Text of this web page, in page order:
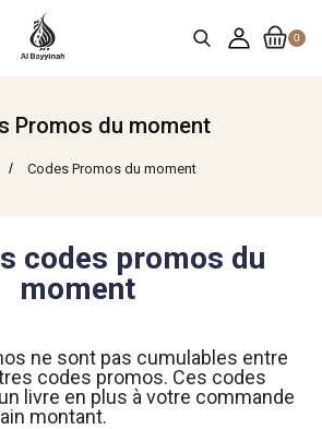
0
Promos du moment
Codes Promos du moment
codes promos du
moment
ne sont pas cumulables entre
codes promos. Ces codes
livre en plus à votre commande
montant.